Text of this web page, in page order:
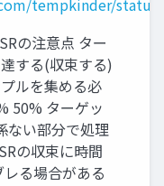
tempkinder/status/
の注意点 ター
する(収束する)
ルを集める必
50% ターゲッ
ない部分で処理
の収束に時間
る場合がある